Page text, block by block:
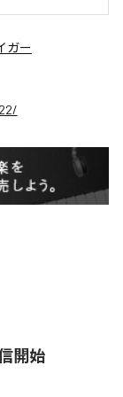
ガー
開始